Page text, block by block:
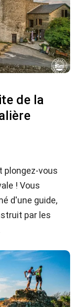
de la
plongez-vous
! Vous
d'une guide,
par les